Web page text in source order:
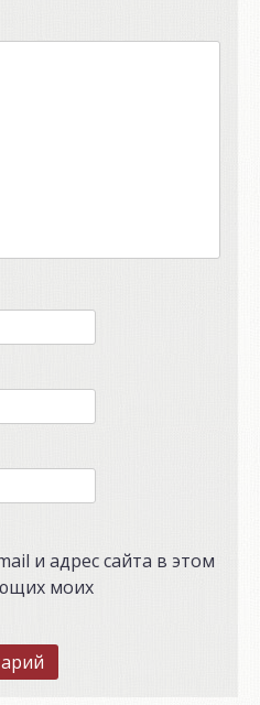
и адрес сайта в этом
моих